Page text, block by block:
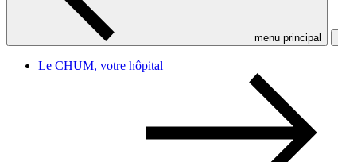
menu principal
Le CHUM, votre hôpital